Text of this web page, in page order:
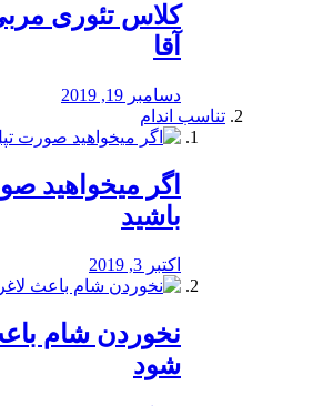
آقا
دسامبر 19, 2019
تناسب اندام
اگر میخواهید
باشید
اکتبر 3, 2019
نخوردن شام
‌شود